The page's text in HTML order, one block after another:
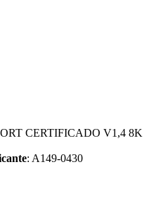
CERTIFICADO V1,4 8K
: A149-0430